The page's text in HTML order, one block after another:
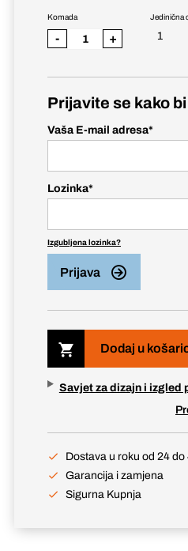
Jedinična
1
Komada
- +
Prijavite se kako
Vaša E-mail adresa*
Lozinka*
Izgubljena lozinka?
Prijava
Dodaj u
Savjet za dizajn i izgled
Dostava u roku od 24 do
Garancija i zamjena
Sigurna Kupnja